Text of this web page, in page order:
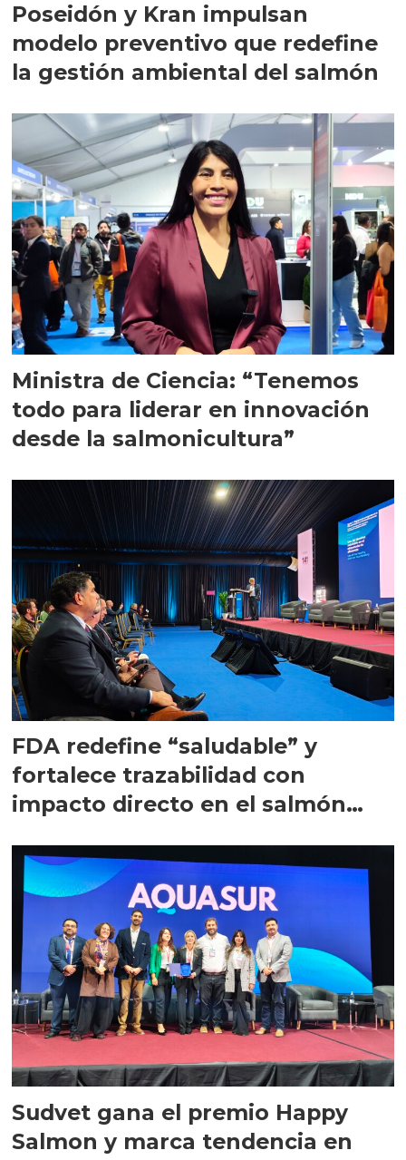
Poseidón y Kran impulsan
modelo preventivo que redefine
la gestión ambiental del salmón
Ministra de Ciencia: “Tenemos
todo para liderar en innovación
desde la salmonicultura”
FDA redefine “saludable” y
fortalece trazabilidad con
impacto directo en el salmón
Sudvet gana el premio Happy
Salmon y marca tendencia en